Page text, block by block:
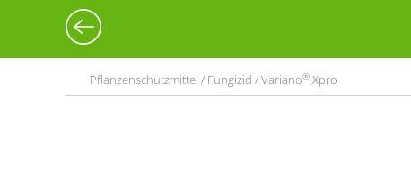
Pflanzenschutzmittel / Fungizid / Variano® Xpro